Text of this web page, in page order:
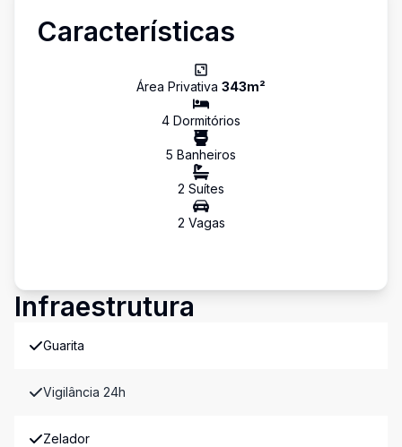
Características
Área Privativa 343m²
4 Dormitórios
5 Banheiros
2 Suítes
2 Vagas
Infraestrutura
Guarita
Vigilância 24h
Zelador